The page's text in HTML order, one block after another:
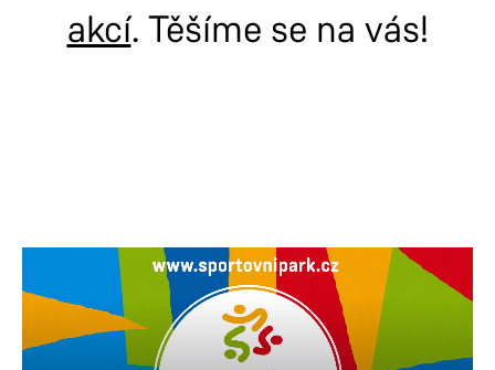
akcí. Těšíme se na vás!